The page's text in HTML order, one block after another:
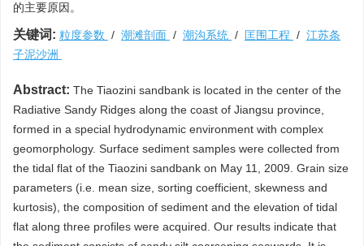
的主要原因。
关键词: 粒度参数 / 潮滩剖面 / 潮沟系统 / 匡围工程 / 江苏条
子泥沙洲
Abstract: The Tiaozini sandbank is located in the center of the
Radiative Sandy Ridges along the coast of Jiangsu province,
formed in a special hydrodynamic environment with complex
geomorphology. Surface sediment samples were collected from
the tidal flat of the Tiaozini sandbank on May 11, 2009. Grain size
parameters (i.e. mean size, sorting coefficient, skewness and
kurtosis), the composition of sediment and the elevation of tidal
flat along three profiles were acquired. Our results indicate that